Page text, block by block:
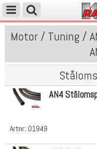
Motor / Tuning /
Artnr: 01949
AN4